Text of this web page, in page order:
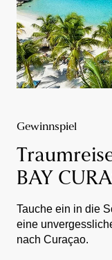
Gewinnspiel
BAY
Tauche ein in die
eine
nach Curaçao.